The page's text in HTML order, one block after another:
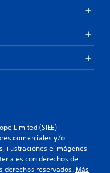
Limited (SIEE)
comerciales y/o
ilustraciones e imágenes
con derechos de
derechos reservados. Más